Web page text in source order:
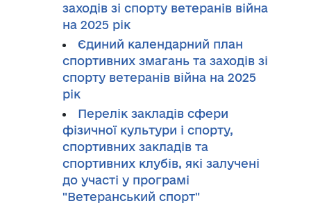
заходів зі спорту ветеранів війна
на 2025 рік
Єдиний календарний план
спортивних змагань та заходів зі
спорту ветеранів війна на 2025
рік
Перелік закладів сфери
фізичної культури і спорту,
спортивних закладів та
спортивних клубів, які залучені
до участі у програмі
"Ветеранський спорт"